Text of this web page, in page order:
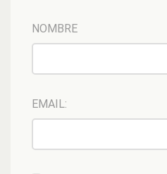
NOMBRE
EMAIL: